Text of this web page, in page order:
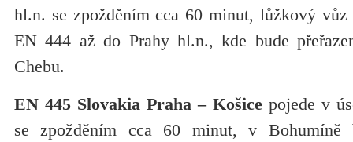
hl.n. se zpožděním cca 60 minut, lůžkový
EN 444 až do Prahy hl.n., kde bude
Chebu.
EN 445 Slovakia Praha – Košice pojede v
se zpožděním cca 60 minut, v Bohumíně